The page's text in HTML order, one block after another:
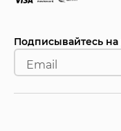
Подписывайтесь
Email